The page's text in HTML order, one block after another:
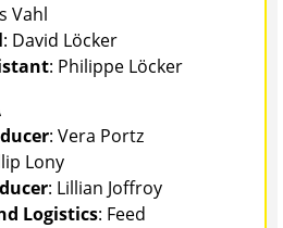
Vahl
: David Löcker
: Philippe Löcker
: Vera Portz
Lony
: Lillian Joffroy
Logistics: Feed